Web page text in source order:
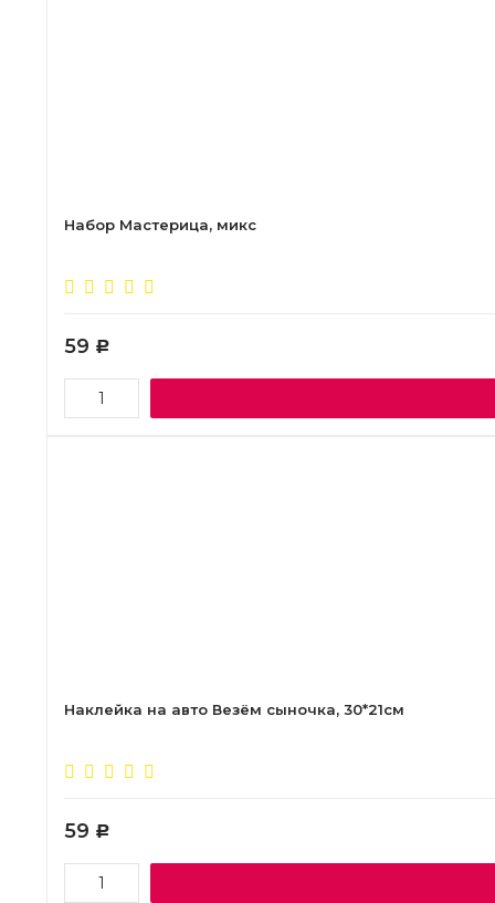
Набор Мастерица, микс
59 Р
Наклейка на авто Везём сыночка, 30*21см
59 Р